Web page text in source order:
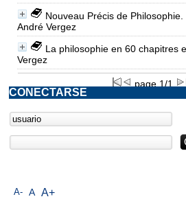
Nouveau Précis de
André Vergez
La philosophie en 60 chapitres
Vergez
page 1/1
A- A A+
CONECTARSE